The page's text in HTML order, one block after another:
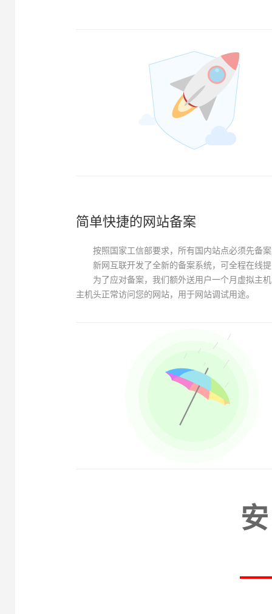
简单快捷的网站备案
按照国家工信部要求，所有国内站点必须先备
新网互联开发了全新的备案系统，可全程在线
为了应对备案，我们额外送用户一个月虚拟主
主机头正常访问您的网站，用于网站调试用途。